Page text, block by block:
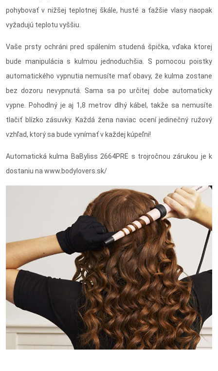
pohybovať v nižšej teplotnej škále, husté a ťažšie vlasy naopak
vyžadujú teplotu vyššiu.
Vaše prsty ochráni pred spálením studená špička, vďaka ktorej
bude manipulácia s kulmou jednoduchšia. S pomocou poistky
automatického vypnutia nemusíte mať obavy, že kulma zostane
bez dozoru nevypnutá. Sama sa po určitej dobe automaticky
vypne. Pohodlný je aj 1,8 metrov dlhý kábel, takže sa nemusíte
tlačiť blízko zásuvky. Každá žena naviac ocení jedinečný ružový
vzhľad, ktorý sa bude vynímať v každej kúpeľni!
Automatická kulma BaByliss 2664PRE s trojročnou zárukou je k
dostaniu na www.bodylovers.sk/